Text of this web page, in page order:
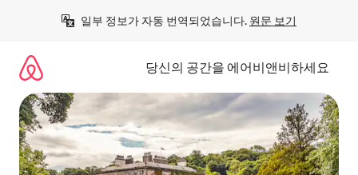
일부 정보가 자동 번역되었습니다. 원문 보기
당신의 공간을 에어비앤비하세요